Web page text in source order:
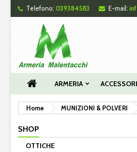
Telefono: 039384583 E-mail:
ARMERIA ACCESSORI
Home MUNIZIONI & POLVERI
SHOP
OTTICHE